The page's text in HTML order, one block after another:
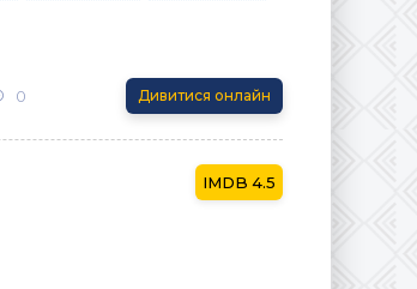
0 Дивитися онлайн
4.5